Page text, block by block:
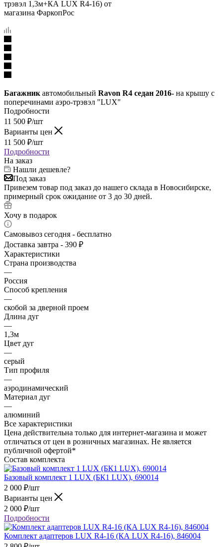
Багажник автомобильный Ravon R4 седан 2016- на крышу с
поперечинами аэро-трэвэл "LUX"
Подробности
11 500 ₽/шт
Варианты цен
11 500 ₽/шт
Подробности
На заказ
Нашли дешевле?
Под заказ
Привезем товар под заказ до нашего склада в Новосибирске,
примерный срок ожидание от 3 до 30 дней.
Хочу в подарок
Самовывоз сегодня - бесплатно
Доставка завтра - 390 ₽
Характеристики
Страна производства
—
Россия
Способ крепления
—
скобой за дверной проем
Длина дуг
—
1,3м
Цвет дуг
—
серый
Тип профиля
—
аэродинамический
Материал дуг
—
алюминий
Все характеристики
Цена действительна только для интернет-магазина и может
отличаться от цен в розничных магазинах. Не является
публичной офертой*
Состав комплекта
Базовый комплект 1 LUX (БК1 LUX), 690014
2 000 ₽/шт
Варианты цен
2 000 ₽/шт
Подробности
Комплект адаптеров LUX R4-16 (КА LUX R4-16), 846004